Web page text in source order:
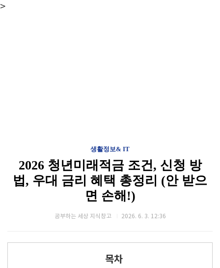
>
생활정보& IT
2026 청년미래적금 조건, 신청 방
법, 우대 금리 혜택 총정리 (안 받으
면 손해!)
공부하는 세상 지식창고 2026. 6. 3. 12:36
목차